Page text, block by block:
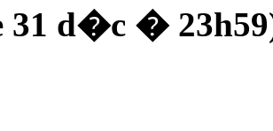
d�c �